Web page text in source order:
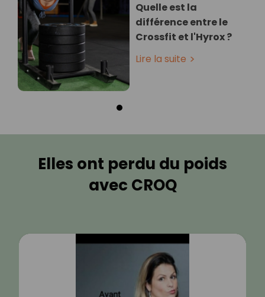
Quelle est la
différence entre le
Crossfit et l'Hyrox ?
Lire la suite
Elles ont perdu du poids
avec CROQ